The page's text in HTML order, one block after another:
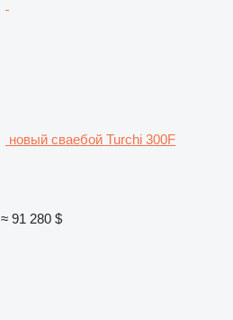
новый сваебой Turchi 300F
≈ 91 280 $